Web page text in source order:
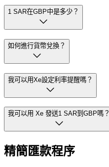
1 SAR在GBP中是多少？
如何進行貨幣兌換？
我可以用Xe設定利率提醒嗎？
我可以用 Xe 發送1 SAR到GBP嗎？
精簡匯款程序